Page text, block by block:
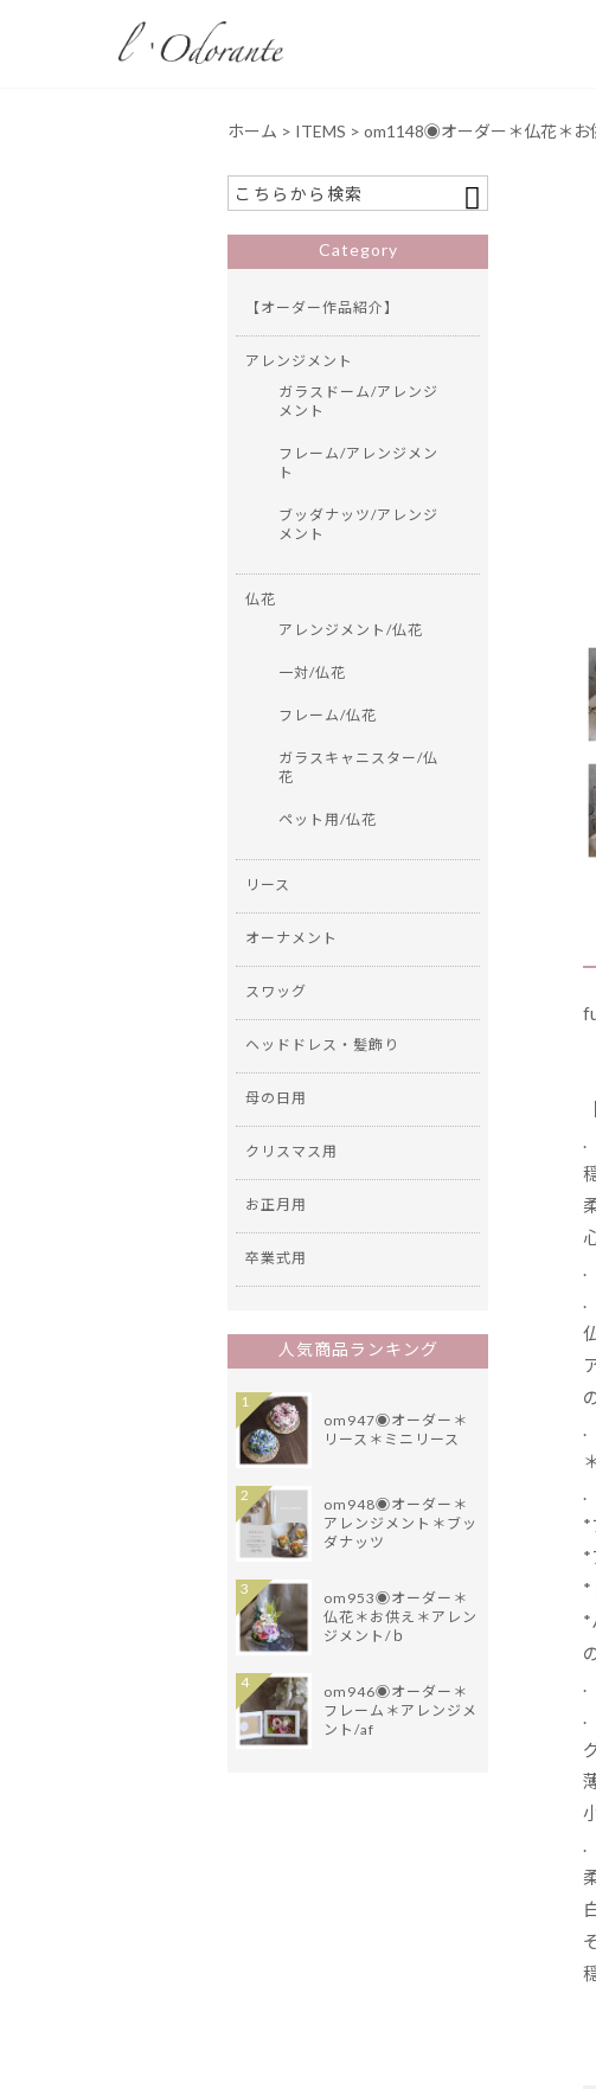
ホーム > ITEMS > om1148◉オーダー＊仏花＊お
.
.
.
.
.
*
*
*
*
.
.
.
Category
【オーダー作品紹介】
アレンジメント
ガラスドーム/アレンジ
メント
フレーム/アレンジメン
ト
ブッダナッツ/アレンジ
メント
仏花
アレンジメント/仏花
一対/仏花
フレーム/仏花
ガラスキャニスター/仏
花
ペット用/仏花
リース
オーナメント
スワッグ
ヘッドドレス・髪飾り
母の日用
クリスマス用
お正月用
卒業式用
人気商品ランキング
om947◉オーダー＊
リース＊ミニリース
1
om948◉オーダー＊
アレンジメント＊ブッ
ダナッツ
2
om953◉オーダー＊
仏花＊お供え＊アレン
ジメント/ｂ
3
om946◉オーダー＊
フレーム＊アレンジメ
ント/af
4